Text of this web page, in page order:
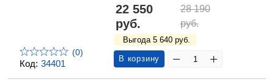
Код: 34401
(0)
22 550
руб.
28 190
руб.
Выгода 5 640 руб.
В корзину